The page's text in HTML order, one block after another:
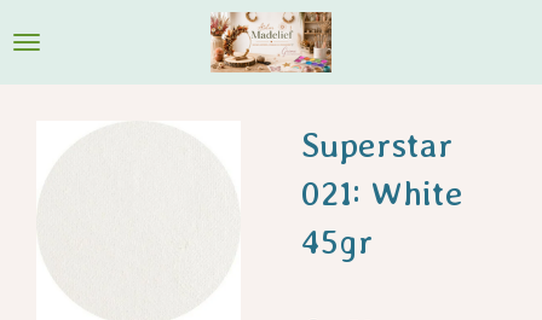
direct
naar
hoofdinhoud
Superstar
021: White
45gr